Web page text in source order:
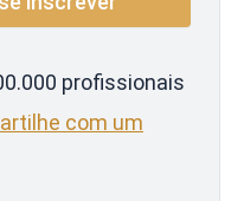
profissionais
com um